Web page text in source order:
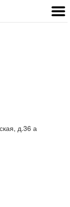
д.36 а